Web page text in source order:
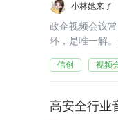
小林她来了
政企视频会议
环，是唯一解
信创 视频
高安全行业